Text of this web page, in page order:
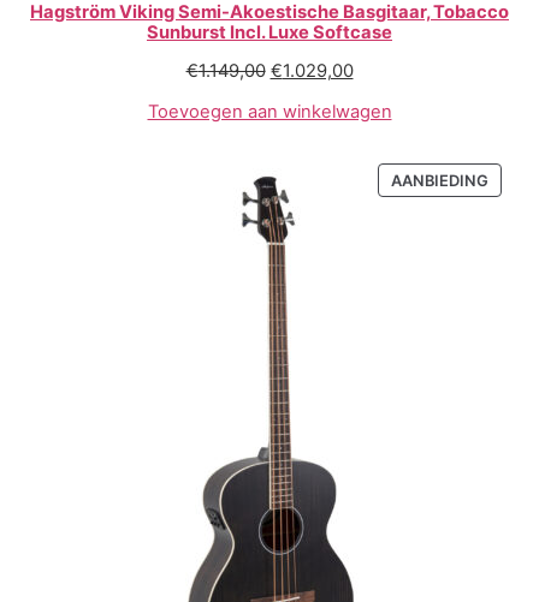
Hagström Viking Semi-Akoestische Basgitaar, Tobacco
Sunburst Incl. Luxe Softcase
€1.149,00 €1.029,00
Toevoegen aan winkelwagen
AANBIEDING